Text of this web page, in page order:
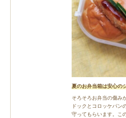
夏のお弁当箱は安心の
そろそろお弁当の傷み
ドックとコロッケパン
守ってもらいます。こ